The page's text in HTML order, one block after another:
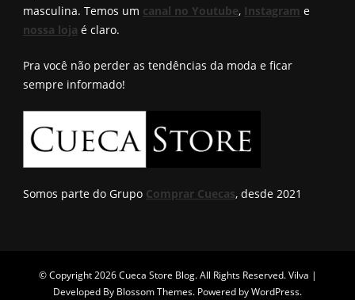
masculina. Temos um canal no Youtube, Instagram e
nossa loja é claro.
Pra você não perder as tendências da moda e ficar
sempre informado!
Somos parte do Grupo Comprar Cuecas, desde 2021
© Copyright 2026Cueca Store Blog. All Rights Reserved.Vilva |
Developed By Blossom Themes. Powered byWordPress.